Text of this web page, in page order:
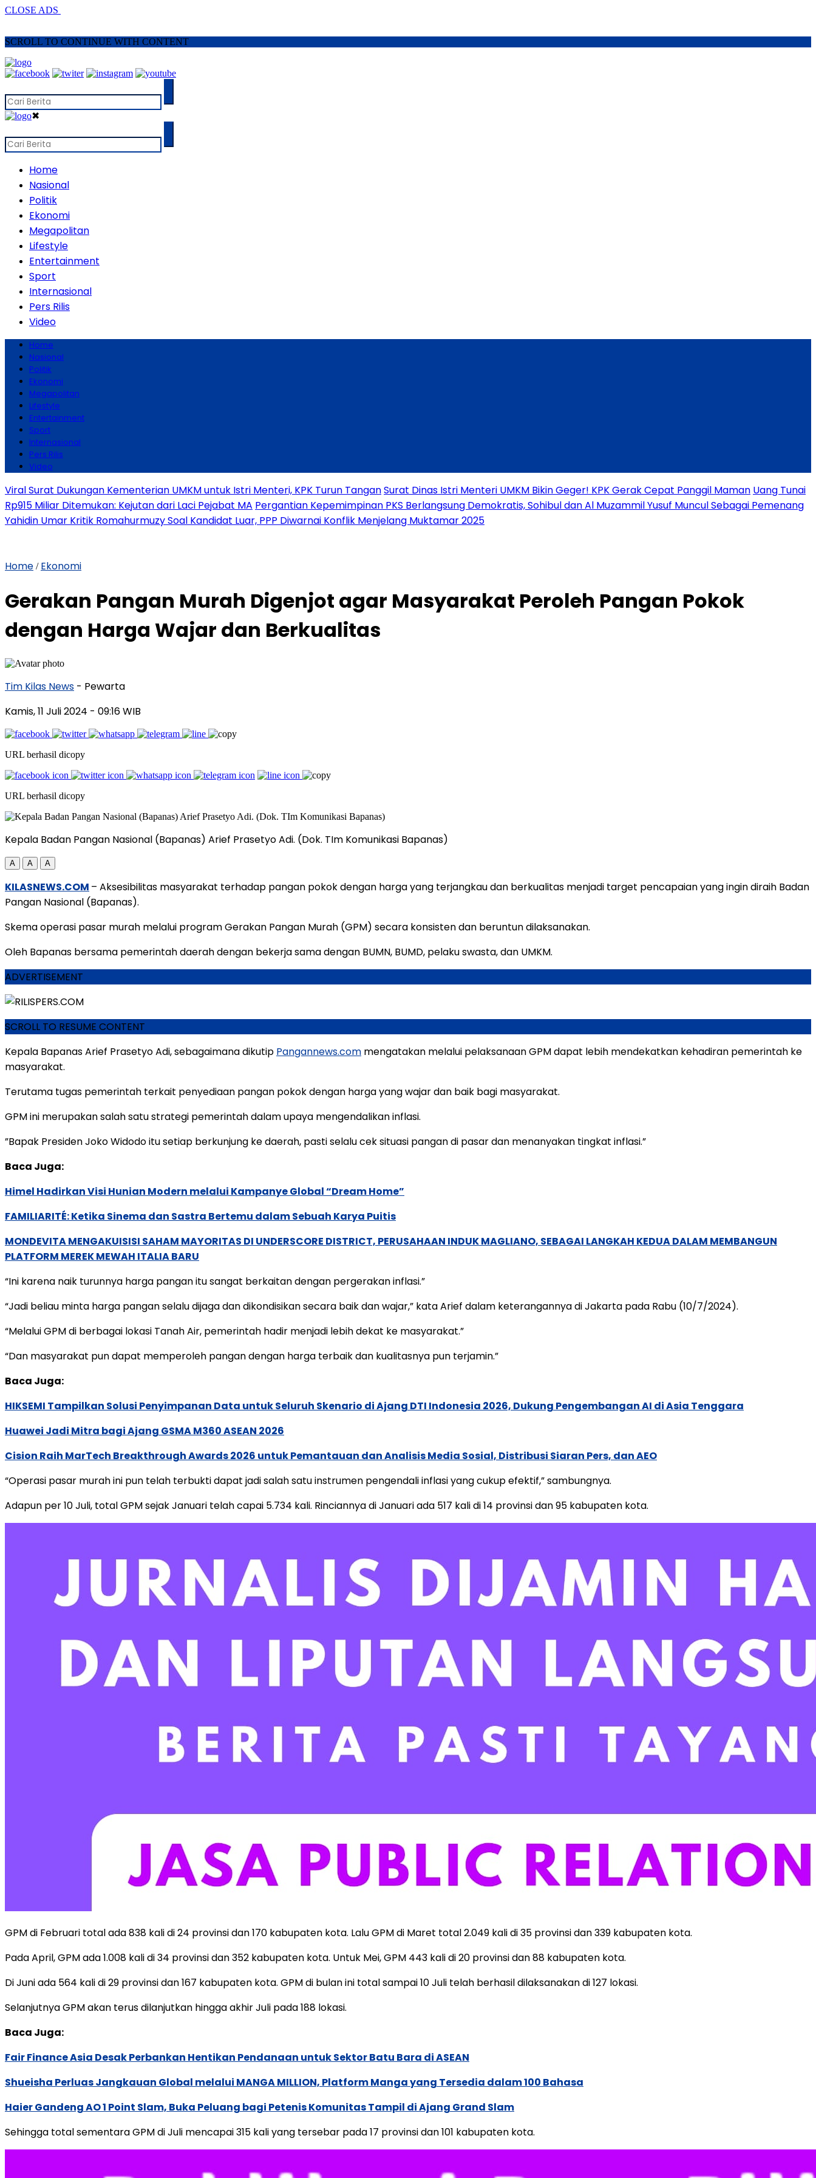
CLOSE ADS
SCROLL TO CONTINUE WITH CONTENT
✖
Home
Nasional
Politik
Ekonomi
Megapolitan
Lifestyle
Entertainment
Sport
Internasional
Pers Rilis
Video
Home
Nasional
Politik
Ekonomi
Megapolitan
Lifestyle
Entertainment
Sport
Internasional
Pers Rilis
Video
Viral Surat Dukungan Kementerian UMKM untuk Istri Menteri, KPK Turun TanganSurat Dinas Istri Menteri UMKM Bikin Geger! KPK Gerak Cepat Panggil Maman Uang Tunai
Rp915 Miliar Ditemukan: Kejutan dari Laci Pejabat MA Pergantian Kepemimpinan PKS Berlangsung Demokratis, Sohibul dan Al Muzammil Yusuf Muncul Sebagai Pemenang
Yahidin Umar Kritik Romahurmuzy Soal Kandidat Luar, PPP Diwarnai Konflik Menjelang Muktamar 2025
Home / Ekonomi
Gerakan Pangan Murah Digenjot agar Masyarakat Peroleh Pangan Pokok
dengan Harga Wajar dan Berkualitas
Tim Kilas News - Pewarta
Kamis, 11 Juli 2024 - 09:16 WIB
URL berhasil dicopy
URL berhasil dicopy
Kepala Badan Pangan Nasional (Bapanas) Arief Prasetyo Adi. (Dok. TIm Komunikasi Bapanas)
A A A
KILASNEWS.COM – Aksesibilitas masyarakat terhadap pangan pokok dengan harga yang terjangkau dan berkualitas menjadi target pencapaian yang ingin diraih Badan
Pangan Nasional (Bapanas).
Skema operasi pasar murah melalui program Gerakan Pangan Murah (GPM) secara konsisten dan beruntun dilaksanakan.
Oleh Bapanas bersama pemerintah daerah dengan bekerja sama dengan BUMN, BUMD, pelaku swasta, dan UMKM.
ADVERTISEMENT
SCROLL TO RESUME CONTENT
Kepala Bapanas Arief Prasetyo Adi, sebagaimana dikutip Pangannews.com mengatakan melalui pelaksanaan GPM dapat lebih mendekatkan kehadiran pemerintah ke
masyarakat.
Terutama tugas pemerintah terkait penyediaan pangan pokok dengan harga yang wajar dan baik bagi masyarakat.
GPM ini merupakan salah satu strategi pemerintah dalam upaya mengendalikan inflasi.
”Bapak Presiden Joko Widodo itu setiap berkunjung ke daerah, pasti selalu cek situasi pangan di pasar dan menanyakan tingkat inflasi.”
Baca Juga:
Himel Hadirkan Visi Hunian Modern melalui Kampanye Global “Dream Home”
FAMILIARITÉ: Ketika Sinema dan Sastra Bertemu dalam Sebuah Karya Puitis
MONDEVITA MENGAKUISISI SAHAM MAYORITAS DI UNDERSCORE DISTRICT, PERUSAHAAN INDUK MAGLIANO, SEBAGAI LANGKAH KEDUA DALAM MEMBANGUN
PLATFORM MEREK MEWAH ITALIA BARU
“Ini karena naik turunnya harga pangan itu sangat berkaitan dengan pergerakan inflasi.”
“Jadi beliau minta harga pangan selalu dijaga dan dikondisikan secara baik dan wajar,” kata Arief dalam keterangannya di Jakarta pada Rabu (10/7/2024).
“Melalui GPM di berbagai lokasi Tanah Air, pemerintah hadir menjadi lebih dekat ke masyarakat.”
“Dan masyarakat pun dapat memperoleh pangan dengan harga terbaik dan kualitasnya pun terjamin.”
Baca Juga:
HIKSEMI Tampilkan Solusi Penyimpanan Data untuk Seluruh Skenario di Ajang DTI Indonesia 2026, Dukung Pengembangan AI di Asia Tenggara
Huawei Jadi Mitra bagi Ajang GSMA M360 ASEAN 2026
Cision Raih MarTech Breakthrough Awards 2026 untuk Pemantauan dan Analisis Media Sosial, Distribusi Siaran Pers, dan AEO
“Operasi pasar murah ini pun telah terbukti dapat jadi salah satu instrumen pengendali inflasi yang cukup efektif,” sambungnya.
Adapun per 10 Juli, total GPM sejak Januari telah capai 5.734 kali. Rinciannya di Januari ada 517 kali di 14 provinsi dan 95 kabupaten kota.
GPM di Februari total ada 838 kali di 24 provinsi dan 170 kabupaten kota. Lalu GPM di Maret total 2.049 kali di 35 provinsi dan 339 kabupaten kota.
Pada April, GPM ada 1.008 kali di 34 provinsi dan 352 kabupaten kota. Untuk Mei, GPM 443 kali di 20 provinsi dan 88 kabupaten kota.
Di Juni ada 564 kali di 29 provinsi dan 167 kabupaten kota. GPM di bulan ini total sampai 10 Juli telah berhasil dilaksanakan di 127 lokasi.
Selanjutnya GPM akan terus dilanjutkan hingga akhir Juli pada 188 lokasi.
Baca Juga:
Fair Finance Asia Desak Perbankan Hentikan Pendanaan untuk Sektor Batu Bara di ASEAN
Shueisha Perluas Jangkauan Global melalui MANGA MILLION, Platform Manga yang Tersedia dalam 100 Bahasa
Haier Gandeng AO 1 Point Slam, Buka Peluang bagi Petenis Komunitas Tampil di Ajang Grand Slam
Sehingga total sementara GPM di Juli mencapai 315 kali yang tersebar pada 17 provinsi dan 101 kabupaten kota.